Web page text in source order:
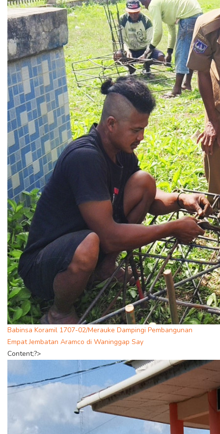
Babinsa Koramil 1707-02/Merauke Dampingi Pembangunan
Empat Jembatan Aramco di Waninggap Say
Content;?>